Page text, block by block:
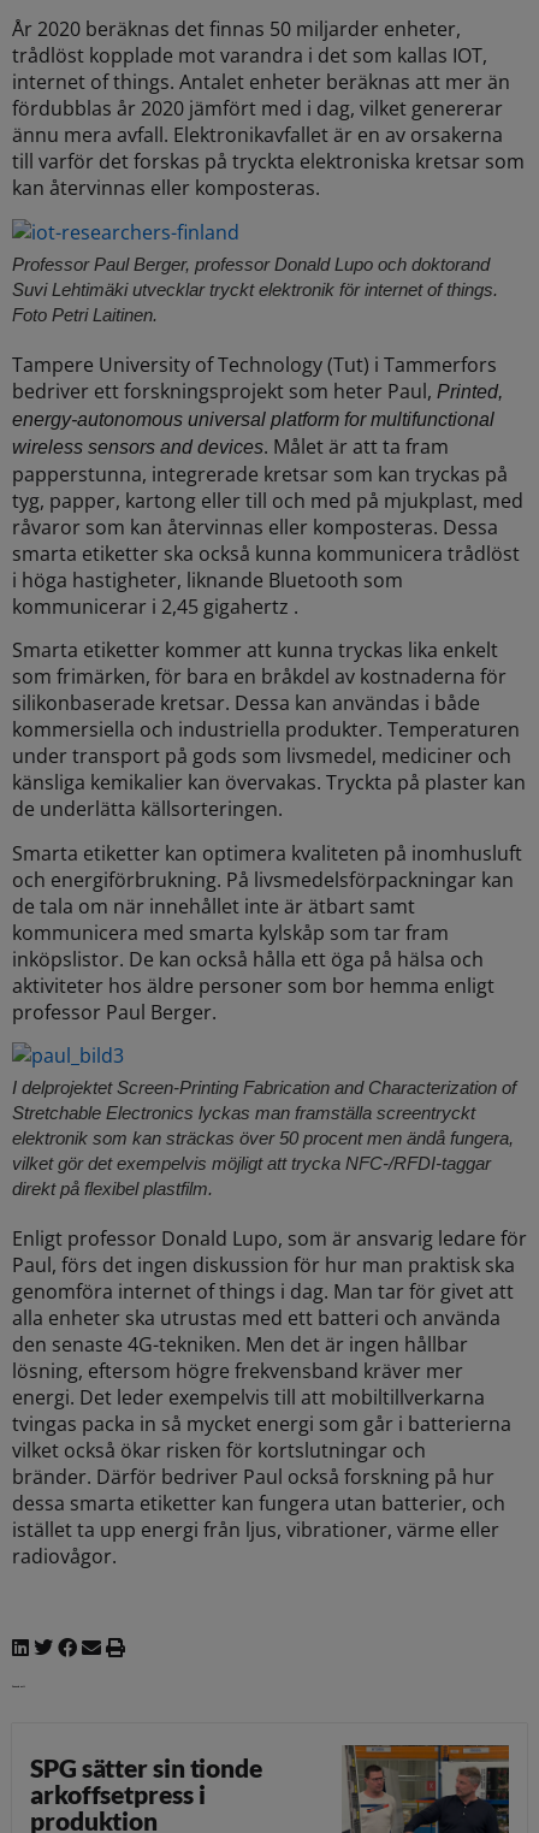
År 2020 beräknas det finnas 50 miljarder enheter,
trådlöst kopplade mot varandra i det som kallas IOT,
internet of things. Antalet enheter beräknas att mer än
fördubblas år 2020 jämfört med i dag, vilket genererar
ännu mera avfall. Elektronikavfallet är en av orsakerna
till varför det forskas på tryckta elektroniska kretsar som
kan återvinnas eller komposteras.
Professor Paul Berger, professor Donald Lupo och doktorand
Suvi Lehtimäki utvecklar tryckt elektronik för internet of things.
Foto Petri Laitinen.
Tampere University of Technology (Tut) i Tammerfors
bedriver ett forskningsprojekt som heter Paul, Printed,
energy-autonomous universal platform for multifunctional
wireless sensors and devices. Målet är att ta fram
papperstunna, integrerade kretsar som kan tryckas på
tyg, papper, kartong eller till och med på mjukplast, med
råvaror som kan återvinnas eller komposteras. Dessa
smarta etiketter ska också kunna kommunicera trådlöst
i höga hastigheter, liknande Bluetooth som
kommunicerar i 2,45 gigahertz .
Smarta etiketter kommer att kunna tryckas lika enkelt
som frimärken, för bara en bråkdel av kostnaderna för
silikonbaserade kretsar. Dessa kan användas i både
kommersiella och industriella produkter. Temperaturen
under transport på gods som livsmedel, mediciner och
känsliga kemikalier kan övervakas. Tryckta på plaster kan
de underlätta källsorteringen.
Smarta etiketter kan optimera kvaliteten på inomhusluft
och energiförbrukning. På livsmedelsförpackningar kan
de tala om när innehållet inte är ätbart samt
kommunicera med smarta kylskåp som tar fram
inköpslistor. De kan också hålla ett öga på hälsa och
aktiviteter hos äldre personer som bor hemma enligt
professor Paul Berger.
I delprojektet Screen-Printing Fabrication and Characterization of
Stretchable Electronics lyckas man framställa screentryckt
elektronik som kan sträckas över 50 procent men ändå fungera,
vilket gör det exempelvis möjligt att trycka NFC-/RFDI-taggar
direkt på flexibel plastfilm.
Enligt professor Donald Lupo, som är ansvarig ledare för
Paul, förs det ingen diskussion för hur man praktisk ska
genomföra internet of things i dag. Man tar för givet att
alla enheter ska utrustas med ett batteri och använda
den senaste 4G-tekniken. Men det är ingen hållbar
lösning, eftersom högre frekvensband kräver mer
energi. Det leder exempelvis till att mobiltillverkarna
tvingas packa in så mycket energi som går i batterierna
vilket också ökar risken för kortslutningar och
bränder. Därför bedriver Paul också forskning på hur
dessa smarta etiketter kan fungera utan batterier, och
istället ta upp energi från ljus, vibrationer, värme eller
radiovågor.
SPG sätter sin tionde
arkoffsetpress i
produktion